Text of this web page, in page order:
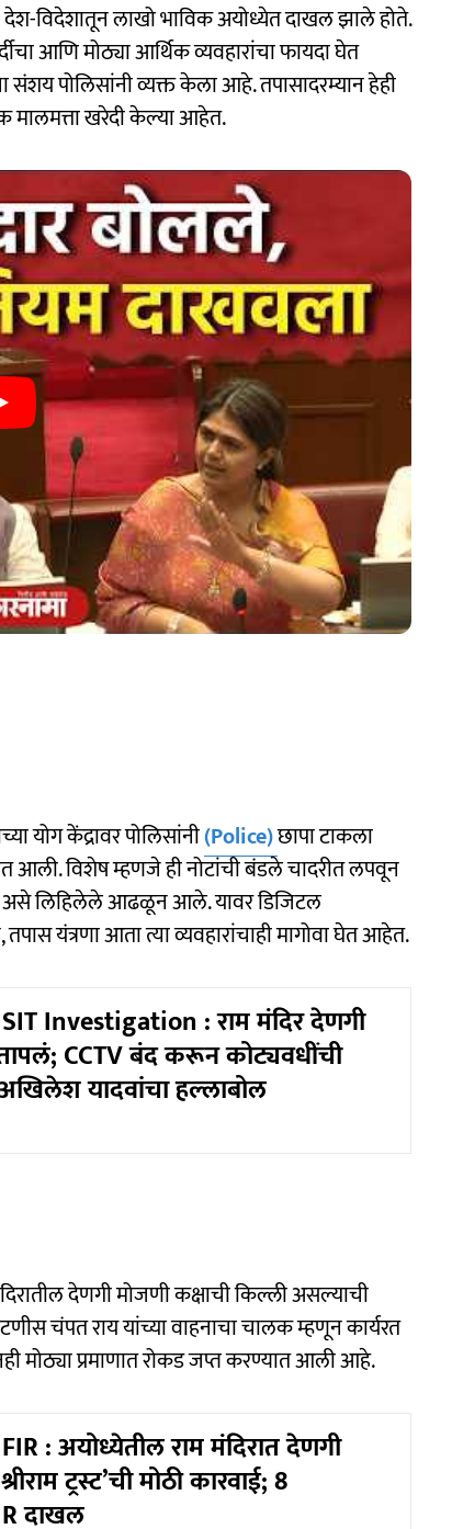
देश-विदेशातून लाखो भाविक अयोध्येत दाखल झाले होते.
आणि मोठ्या आर्थिक व्यवहारांचा फायदा घेत
पोलिसांनी व्यक्त केला आहे. तपासादरम्यान हेही
मालमत्ता खरेदी केल्या आहेत.
योग केंद्रावर पोलिसांनी(Police)छापा टाकला
आली. विशेष म्हणजे ही नोटांची बंडले चादरीत लपवून
असे लिहिलेले आढळून आले. यावर डिजिटल
यंत्रणा आता त्या व्यवहारांचाही मागोवा घेत आहेत.
Investigation : राम मंदिर देणगी
CCTV बंद करून कोट्यवधींची
यादवांचा हल्लाबोल
देणगी मोजणी कक्षाची किल्ली असल्याची
चंपत राय यांच्या वाहनाचा चालक म्हणून कार्यरत
मोठ्या प्रमाणात रोकड जप्त करण्यात आली आहे.
: अयोध्येतील राम मंदिरात देणगी
ट्रस्ट’ची मोठी कारवाई; 8
दाखल